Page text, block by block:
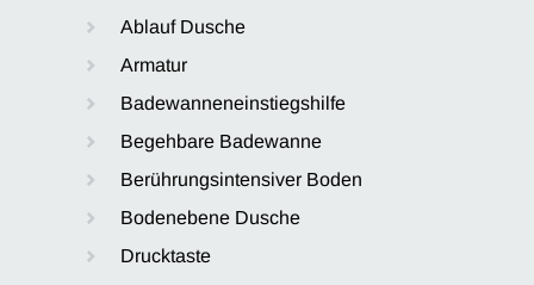
Ablauf Dusche
Armatur
Badewanneneinstiegshilfe
Begehbare Badewanne
Berührungsintensiver Boden
Bodenebene Dusche
Drucktaste